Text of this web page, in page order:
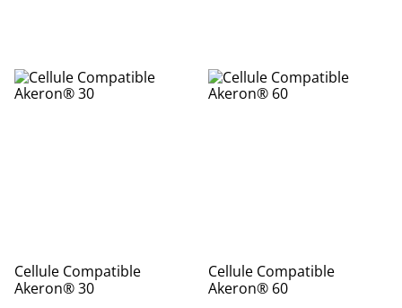
Cellule Compatible
Akeron® 30
Cellule Compatible
Akeron® 60